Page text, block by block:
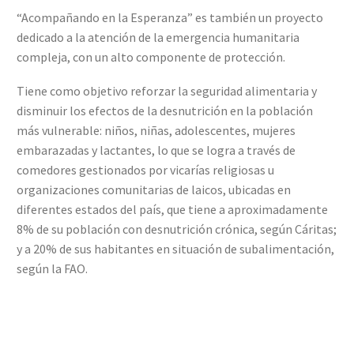
“Acompañando en la Esperanza” es también un proyecto
dedicado a la atención de la emergencia humanitaria
compleja, con un alto componente de protección.
Tiene como objetivo reforzar la seguridad alimentaria y
disminuir los efectos de la desnutrición en la población
más vulnerable: niños, niñas, adolescentes, mujeres
embarazadas y lactantes, lo que se logra a través de
comedores gestionados por vicarías religiosas u
organizaciones comunitarias de laicos, ubicadas en
diferentes estados del país, que tiene a aproximadamente
8% de su población con desnutrición crónica, según Cáritas;
y a 20% de sus habitantes en situación de subalimentación,
según la FAO.